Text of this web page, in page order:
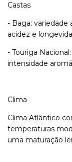
Castas
- Baga: variedade
acidez e
- Touriga
intensidade
Clima
Clima Atlântico
temperaturas
uma maturação